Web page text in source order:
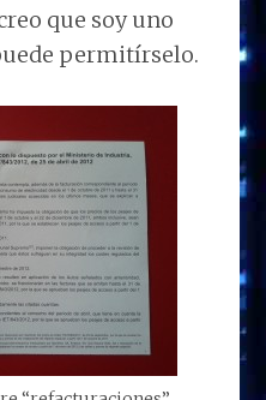
que soy uno
permitírselo.